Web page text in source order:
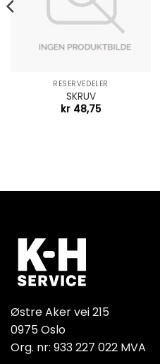
RESERVEDELER
SKRUV
kr 48,75
Østre Aker vei 215
0975 Oslo
Org. nr: 933 227 022 MVA